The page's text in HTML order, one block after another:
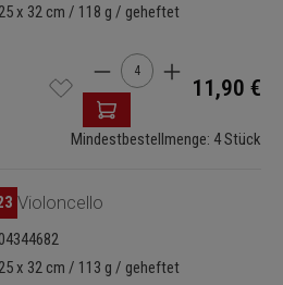
x 32 cm / 118 g / geheftet
Produkt Anzahl: Gib
11,90 €
Mindestbestellmenge: 4 Stück
Violoncello
x 32 cm / 113 g / geheftet